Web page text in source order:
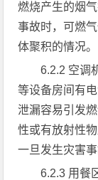
燃烧产生的烟
事故时，可燃
体聚积的情况。
6.2.2 空调
等设备房间有
泄漏容易引发
性或有放射性
一旦发生灾害
6.2.3 用餐